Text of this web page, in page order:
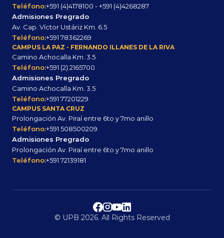
Teléfono:+591 (4)4178100 - +591 (4)4268287
Admisiones Pregrado
Av. Cap. Víctor Ustáriz Km. 6.5
Teléfono:+591 78362269
CAMPUS LA PAZ - FERNANDO ILLANES DE LA RIVA
Camino Achocalla Km. 3.5
Teléfono:+591 (2) 2165700
Admisiones Pregrado
Camino Achocalla Km. 3.5
Teléfono:+591 77201229
CAMPUS SANTA CRUZ
Prolongación Av. Piraí entre 6to y 7mo anillo
Teléfono:+591 508500209
Admisiones Pregrado
Prolongación Av. Piraí entre 6to y 7mo anillo
Teléfono:+591 72139181
© UPB 2026. All Rights Reserved